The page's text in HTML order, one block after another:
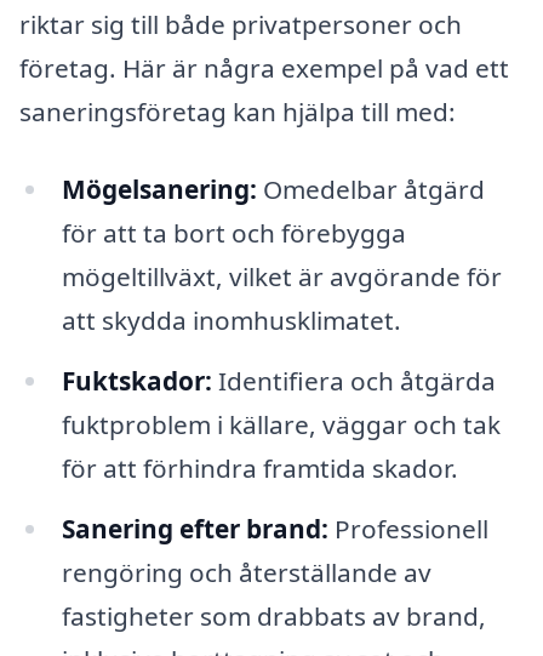
riktar sig till både privatpersoner och
företag. Här är några exempel på vad ett
saneringsföretag kan hjälpa till med:
Mögelsanering: Omedelbar åtgärd
för att ta bort och förebygga
mögeltillväxt, vilket är avgörande för
att skydda inomhusklimatet.
Fuktskador: Identifiera och åtgärda
fuktproblem i källare, väggar och tak
för att förhindra framtida skador.
Sanering efter brand: Professionell
rengöring och återställande av
fastigheter som drabbats av brand,